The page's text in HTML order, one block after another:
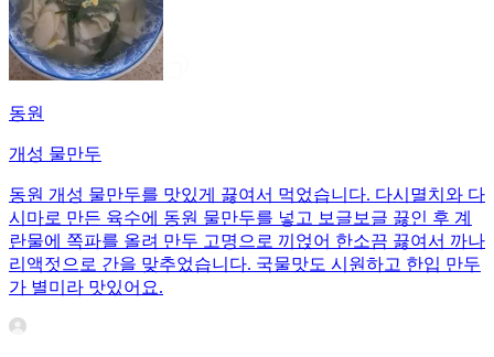
동원
개성 물만두
동원 개성 물만두를 맛있게 끓여서 먹었습니다. 다시멸치와 다
시마로 만든 육수에 동원 물만두를 넣고 보글보글 끓인 후 계
란물에 쪽파를 올려 만두 고명으로 끼얹어 한소끔 끓여서 까나
리액젓으로 간을 맞추었습니다. 국물맛도 시원하고 한입 만두
가 별미라 맛있어요.